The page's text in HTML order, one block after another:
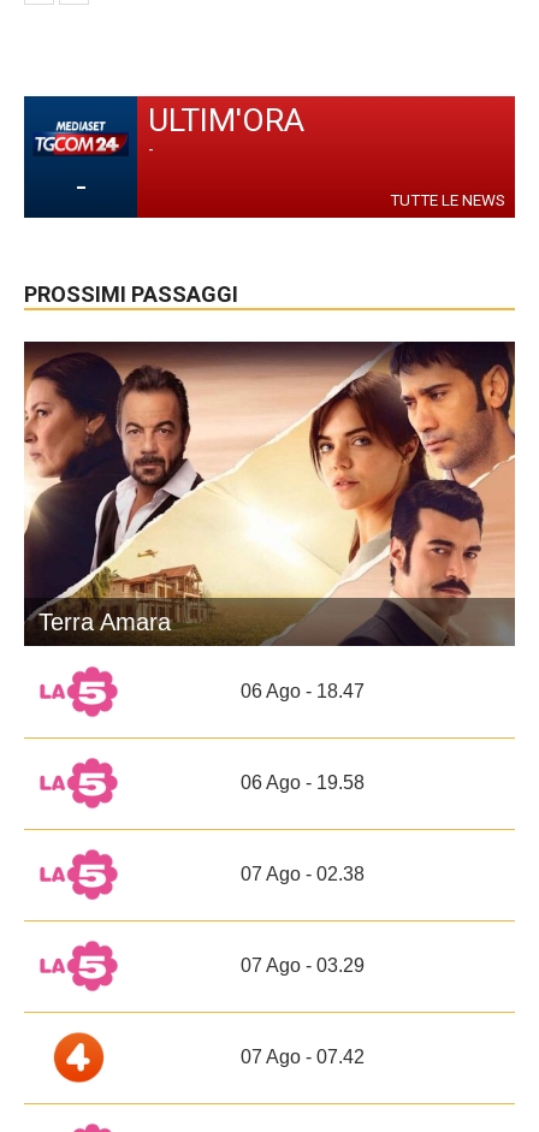
-
ULTIM'ORA
-
TUTTE LE NEWS
PROSSIMI PASSAGGI
Terra Amara
06 Ago - 18.47
06 Ago - 19.58
07 Ago - 02.38
07 Ago - 03.29
07 Ago - 07.42